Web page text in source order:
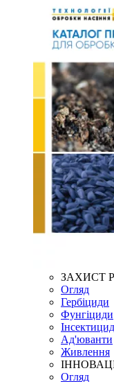
ЗАХИСТ
Огляд
Гербіциди
Фунгіциди
Ад'юванти
Живлення
Огляд